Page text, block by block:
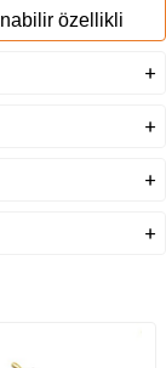
özellikli
(mostra).
yalıtımı
dış
koruma.